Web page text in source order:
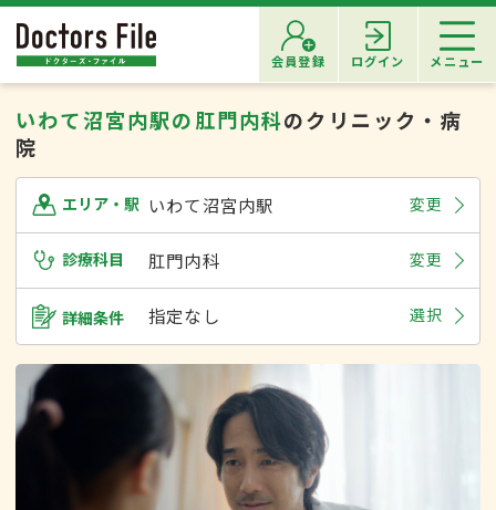
会員登録 ログイン メニュー
いわて沼宮内駅の肛門内科のクリニック・病
院
エリア・駅 いわて沼宮内駅 変更
診療科目 肛門内科 変更
詳細条件 指定なし 選択